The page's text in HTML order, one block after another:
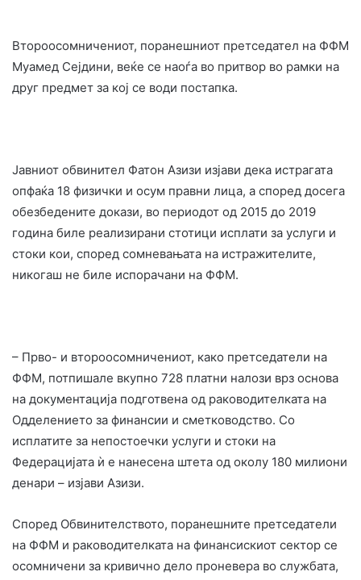
Второосомничениот, поранешниот претседател на ФФМ
Муамед Сејдини, веќе се наоѓа во притвор во рамки на
друг предмет за кој се води постапка.
Јавниот обвинител Фатон Азизи изјави дека истрагата
опфаќа 18 физички и осум правни лица, а според досега
обезбедените докази, во периодот од 2015 до 2019
година биле реализирани стотици исплати за услуги и
стоки кои, според сомневањата на истражителите,
никогаш не биле испорачани на ФФМ.
– Прво- и второосомничениот, како претседатели на
ФФМ, потпишале вкупно 728 платни налози врз основа
на документација подготвена од раководителката на
Одделението за финансии и сметководство. Со
исплатите за непостоечки услуги и стоки на
Федерацијата ѝ е нанесена штета од околу 180 милиони
денари – изјави Азизи.
Според Обвинителството, поранешните претседатели
на ФФМ и раководителката на финансискиот сектор се
осомничени за кривично дело проневера во службата,